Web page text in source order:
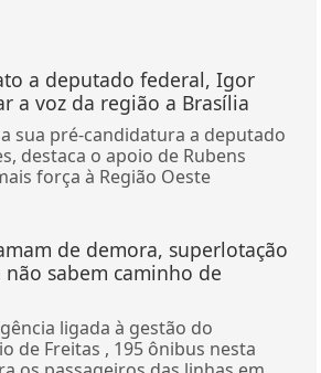
a deputado federal, Igor
a voz da região a Brasília
sua pré-candidatura a deputado
destaca o apoio de Rubens
força à Região Oeste
de demora, superlotação
sabem caminho de
ligada à gestão do
de Freitas , 195 ônibus nesta